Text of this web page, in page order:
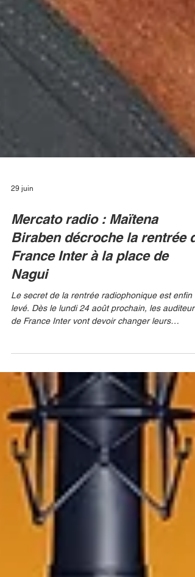
Mercato radio : Maïtena
Biraben décroche la rentrée
France Inter à la place de
Nagui
Le secret de la rentrée radiophonique est enfin
habitudes de fin de matinée. C’est Maïtena
station pour s'installer dans le fauteuil de la mi-
journée, laissé vacant après la décision de Nagui
de se retirer après douze années de leadership
incontesté. AGENCE / BESTIMAGE Le grand
retour d'une voix libre et tranchée En confiant la
tranche